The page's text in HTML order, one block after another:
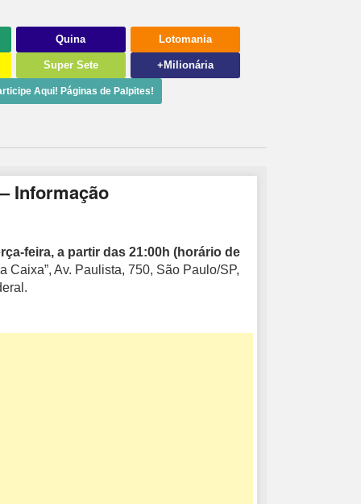
Quina Lotomania
Super Sete +Milionária
Aqui! Páginas de Palpites!
Informação
feira, a partir das 21:00h (horário de
Caixa”, Av. Paulista, 750, São Paulo/SP,